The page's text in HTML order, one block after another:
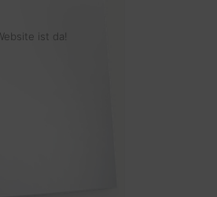
ist da!